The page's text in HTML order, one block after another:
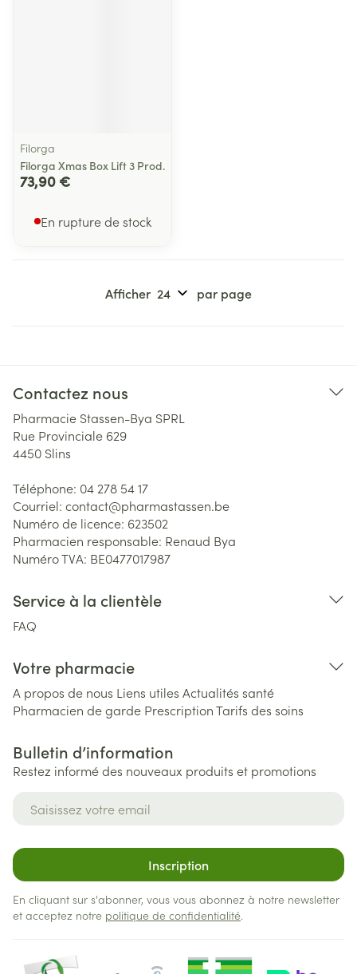
Filorga
Filorga Xmas Box Lift 3 Prod.
73,90 €
En rupture de stock
Afficher par page
Contactez nous
Pharmacie Stassen-Bya SPRL
Rue Provinciale 629
4450 Slins
Téléphone: 04 278 54 17
Courriel: contact@pharmastassen.be
Numéro de licence: 623502
Pharmacien responsable: Renaud Bya
Numéro TVA: BE0477017987
Service à la clientèle
FAQ
Votre pharmacie
A propos de nous Liens utiles Actualités santé
Pharmacien de garde PrescriptionTarifs des soins
Bulletin d’information
Restez informé des nouveaux produits et promotions
Inscription
En cliquant sur s'abonner, vous vous abonnez à notre newsletter
et acceptez notre politique de confidentialité.